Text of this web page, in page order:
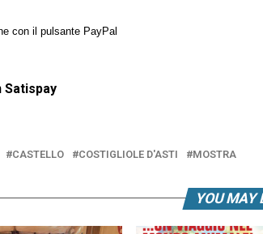
Satispay
CASTELLO COSTIGLIOLE D'ASTI MOSTRA
YOU MAY